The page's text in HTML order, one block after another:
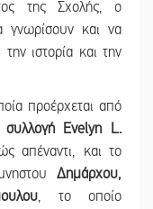
της Σχολής, ο
γνωρίσουν και να
ιστορία και την
προέρχεται από
Evelyn L.
απέναντι, και το
Δημάρχου,
, το οποίο